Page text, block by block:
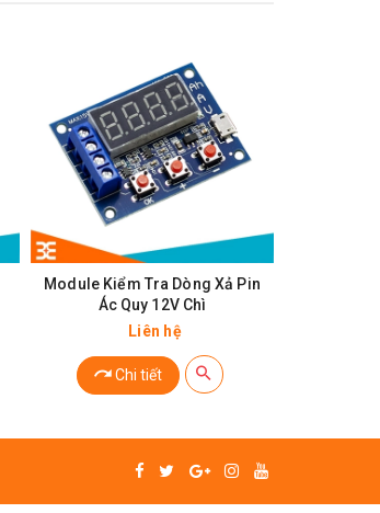
Module Kiểm Tra Dòng Xả Pin
Ác Quy 12V Chì
Liên hệ
Chi tiết